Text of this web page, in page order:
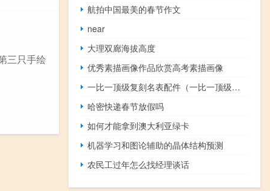
三只手绘
航拍中国最美的春节作文
near
大理双廊海拔高度
优秀素描画像作品欣赏高考素描画像
一比一顶级复刻名表配件（一比一顶级复刻名表）
哈密快递春节放假吗
如何才能拿到澳大利亚绿卡
机器学习和图论辅助的晶体结构预测
农民工过年怎么找经理谈话